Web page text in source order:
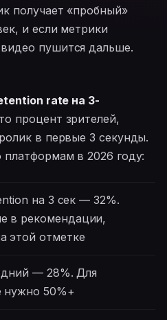
получает «пробный»
и если метрики
пушится дальше.
rate на 3-
процент зрителей,
в первые 3 секунды.
платформам в 2026 году:
на 3 сек — 32%.
в рекомендации,
этой отметке
— 28%. Для
нужно 50%+